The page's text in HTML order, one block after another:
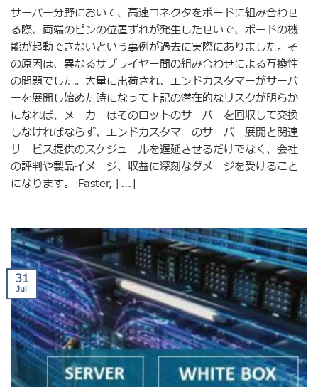
サーバー分野において、高速コネクタをボードに組み合わせ
る際、両端のピンの位置ずれが発生したせいで、ボードの機
能が起動できないという事例が過去に実際にありました。そ
の原因は、異なるサプライヤー間の組み合わせによる互換性
の問題でした。大量に出荷され、エンドカスタマーがサーバ
ーを展開し始めた時になって上記の潜在的なリスクが明らか
になれば、メーカーはそのロットのサーバーを回収して交換
しなければならず、エンドカスタマーのサーバー展開と関連
サービス提供のスケジュールを遅延させるだけでなく、会社
の評判や製品イメージ、収益に深刻なダメージを受けること
になります。 Faster, [...]
31
Jul